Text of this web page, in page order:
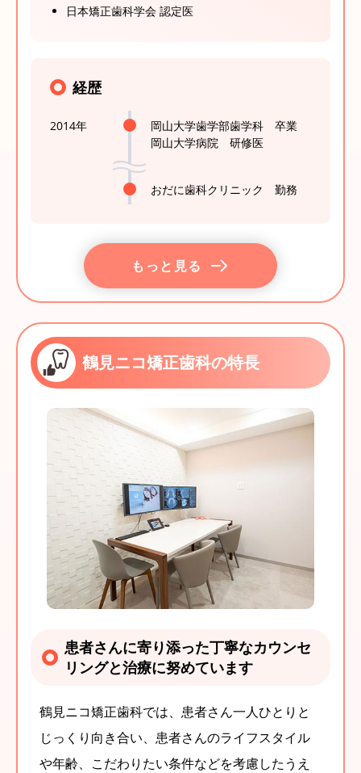
日本矯正歯科学会 認定医
経歴
2014年
岡山大学歯学部歯学科 卒業
岡山大学病院 研修医
おだに歯科クリニック 勤務
もっと見る
鶴見ニコ矯正歯科の特長
患者さんに寄り添った丁寧なカウンセ
リングと治療に努めています
鶴見ニコ矯正歯科では、患者さん一人ひとりと
じっくり向き合い、患者さんのライフスタイル
や年齢、こだわりたい条件などを考慮したうえ